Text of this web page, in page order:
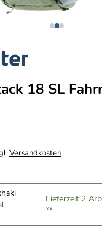
18 SL
Versandkosten
Lieferzeit 2
**